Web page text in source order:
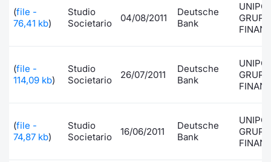
(file -
76,41 kb)
Studio
Societario
04/08/2011
Deutsche
Bank
(file -
114,09 kb)
Studio
Societario
26/07/2011
Deutsche
Bank
(file -
74,87 kb)
Studio
Societario
16/06/2011
Deutsche
Bank